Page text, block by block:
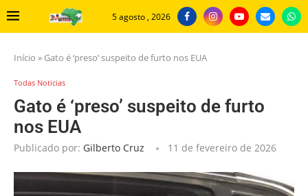
5 agosto , 2026
Início » Gato é ‘preso’ suspeito de furto nos EUA
Todas Noticias
Gato é ‘preso’ suspeito de furto
nos EUA
Publicado por: Gilberto Cruz 11 de fevereiro de 2026